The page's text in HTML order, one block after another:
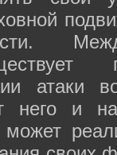
атаки
него и